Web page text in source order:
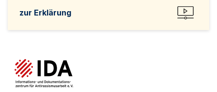
zur Erklärung